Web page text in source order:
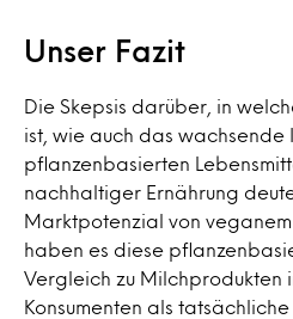
Unser Fazit
Die Skepsis darüber, in
ist, wie auch das wachsende
pflanzenbasierten
nachhaltiger Ernährung
Marktpotenzial von veganem
haben es diese
Vergleich zu Milchprodukten
Konsumenten als